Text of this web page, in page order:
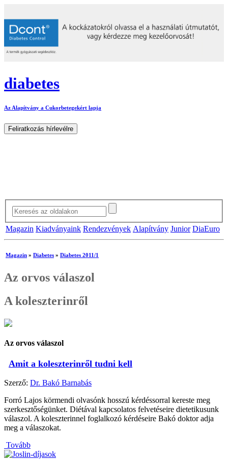
diabetes
Az Alapítvány a Cukorbetegekért lapja
Magazin Kiadványaink Rendezvények Alapítvány Junior DiaEuro
Magazin » Diabetes » Diabetes 2011/1
Az orvos válaszol
A koleszterinről
Az orvos válaszol
Amit a koleszterinről tudni kell
Szerző: Dr. Bakó Barnabás
Forró Lajos körmendi olvasónk hosszú kérdéssorral kereste meg
szerkesztőségünket. Diétával kapcsolatos felvetéseire dietetikusunk
válaszol. A koleszterinnel foglalkozó kérdéseire Bakó doktor adja
meg a válaszokat.
Tovább